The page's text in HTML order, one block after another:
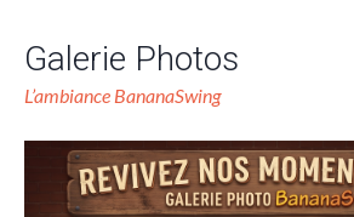
Galerie Photos
L’ambiance BananaSwing